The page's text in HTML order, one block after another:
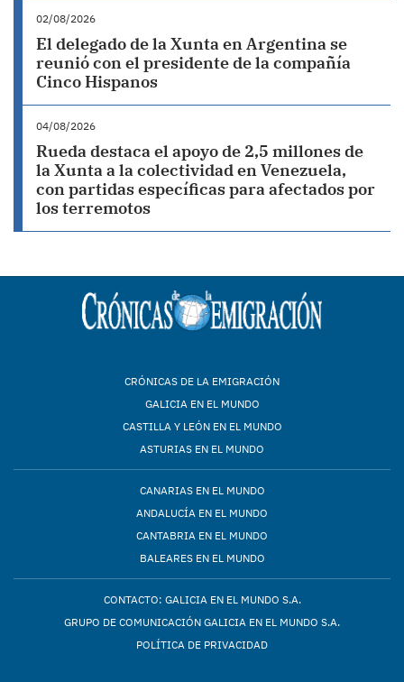
02/08/2026
El delegado de la Xunta en Argentina se
reunió con el presidente de la compañía
Cinco Hispanos
04/08/2026
Rueda destaca el apoyo de 2,5 millones de
la Xunta a la colectividad en Venezuela,
con partidas específicas para afectados por
los terremotos
CRÓNICAS DE LA EMIGRACIÓN
GALICIA EN EL MUNDO
CASTILLA Y LEÓN EN EL MUNDO
ASTURIAS EN EL MUNDO
CANARIAS EN EL MUNDO
ANDALUCÍA EN EL MUNDO
CANTABRIA EN EL MUNDO
BALEARES EN EL MUNDO
CONTACTO: GALICIA EN EL MUNDO S.A.
GRUPO DE COMUNICACIÓN GALICIA EN EL MUNDO S.A.
POLÍTICA DE PRIVACIDAD